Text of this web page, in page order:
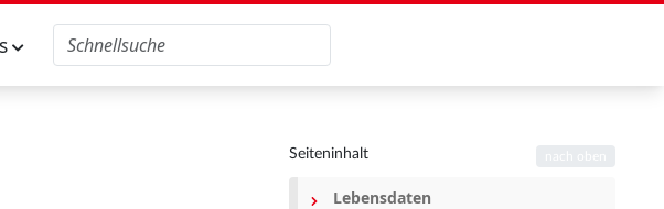
Seiteninhalt
Lebensdaten